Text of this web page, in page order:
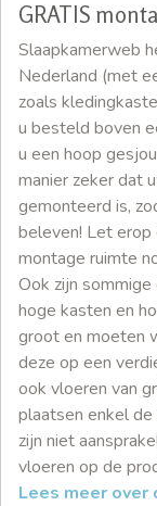
GRATIS
Slaapkamerweb
Nederland (met
zoals
u besteld boven
u een hoop
manier zeker dat
gemonteerd is,
beleven! Let erop
montage ruimte
Ook zijn
hoge kasten en
groot en moeten
deze op een
ook vloeren van
plaatsen enkel
zijn niet
vloeren op de
Lees meer over